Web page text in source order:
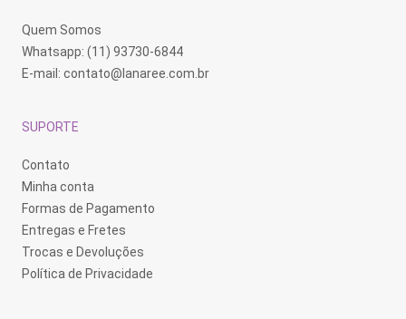
Quem Somos
Whatsapp: (11) 93730-6844
E-mail: contato@lanaree.com.br
SUPORTE
Contato
Minha conta
Formas de Pagamento
Entregas e Fretes
Trocas e Devoluções
Política de Privacidade